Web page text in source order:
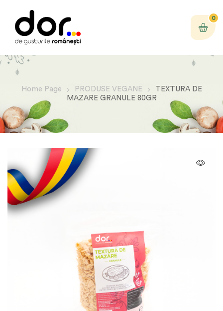
0
Home Page PRODUSE VEGANE
TEXTURA DE
MAZARE GRANULE 80GR